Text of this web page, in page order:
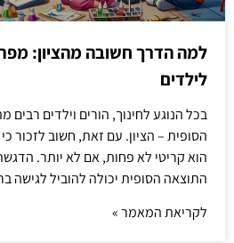
למה הדרך חשובה מהציון:
לילדים
בכל הנוגע לחינוך, הורים וילדים
הסופית – הציון. עם זאת, חשוב לזכור
הוא קריטי לא פחות, אם לא יותר.
התוצאה הסופית יכולה להוביל לגישה
לקריאת המאמר »